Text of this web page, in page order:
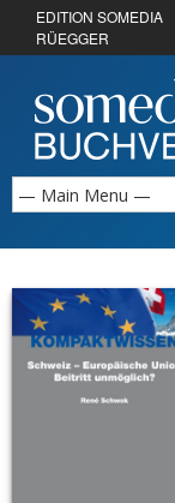
EDITION SOMEDIA
RÜEGGER